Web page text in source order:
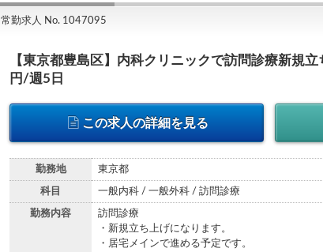
常勤求人 No. 1047095
【東京都豊島区】内科クリニックで訪問診療新
円/週5日
この求人の詳細を見る
勤務地 東京都
科目 一般内科 / 一般外科 / 訪問診療
勤務内容
訪問診療
・新規立ち上げになります。
・居宅メインで進める予定です。